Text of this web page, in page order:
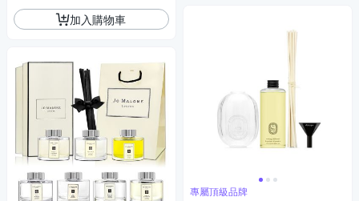
加入購物車
專屬頂級品牌